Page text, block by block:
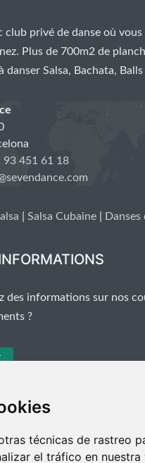
técnicas de rastreo
el tráfico en
club privé de danse où
Plus de 700m2 de
danser Salsa, Bachata, Balls
93 451 61 18
Salsa Cubaine Danses
des informations sur nos
?